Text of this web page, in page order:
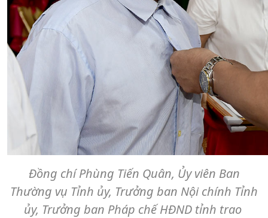
Đồng chí Phùng Tiến Quân, Ủy viên Ban
Thường vụ Tỉnh ủy, Trưởng ban Nội chính Tỉnh
ủy, Trưởng ban Pháp chế HĐND tỉnh trao